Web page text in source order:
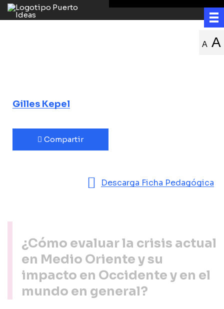
A A
Gilles Kepel
Compartir
Descarga Ficha Pedagógica
¿Cómo evaluar la crisis actual
en Medio Oriente y su
impacto en Occidente y en el
mundo en general?